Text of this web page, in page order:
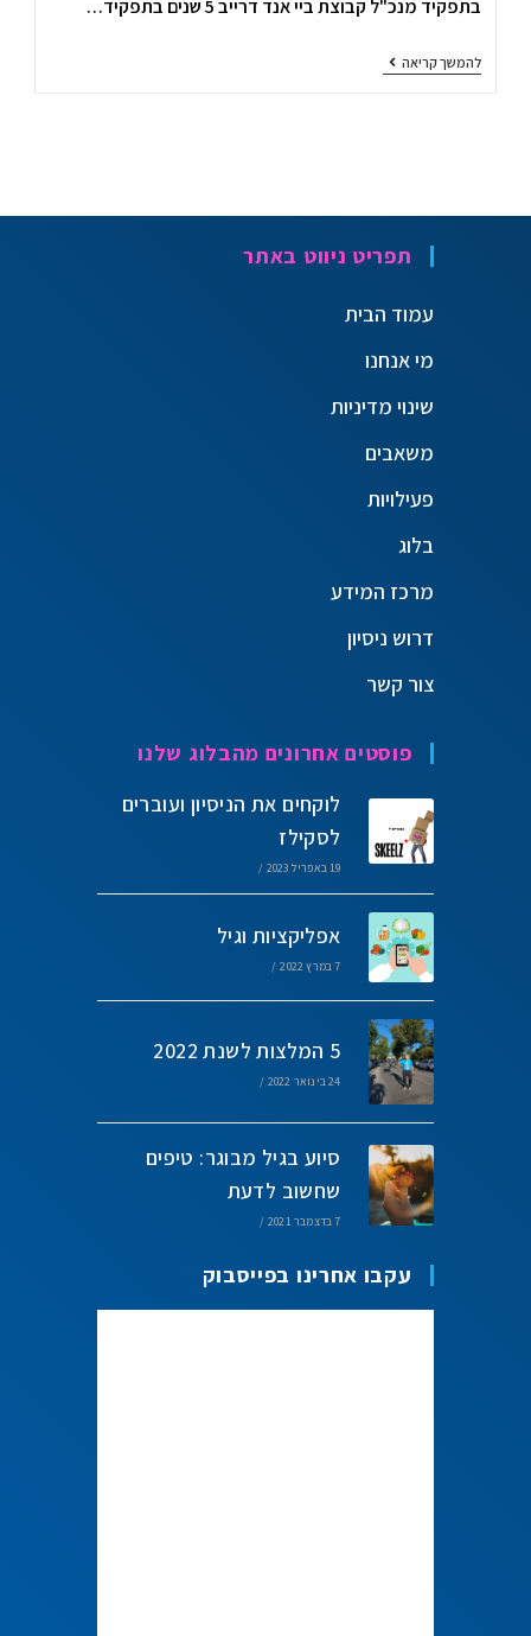
בתפקיד מנכ"ל קבוצת ביי אנד דרייב 5 שנים בתפקיד…
להמשך קריאה
תפריט ניווט באתר
עמוד הבית
מי אנחנו
שינוי מדיניות
משאבים
פעילויות
בלוג
מרכז המידע
דרוש ניסיון
צור קשר
פוסטים אחרונים מהבלוג שלנו
לוקחים את הניסיון ועוברים
לסקילז
19 באפריל 2023 /
אפליקציות וגיל
7 במרץ 2022 /
5 המלצות לשנת 2022
24 בינואר 2022 /
סיוע בגיל מבוגר: טיפים
שחשוב לדעת
7 בדצמבר 2021 /
עקבו אחרינו בפייסבוק